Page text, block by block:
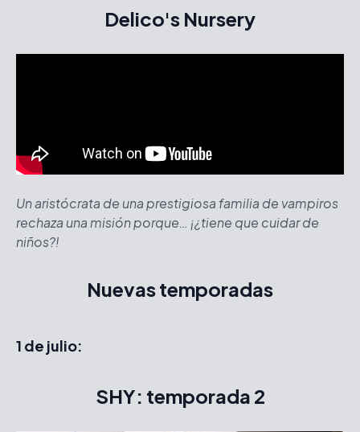
Delico's Nursery
Un aristócrata de una prestigiosa familia de vampiros
rechaza una misión porque… ¡¿tiene que cuidar de
niños?!
Nuevas temporadas
1 de julio:
SHY: temporada 2